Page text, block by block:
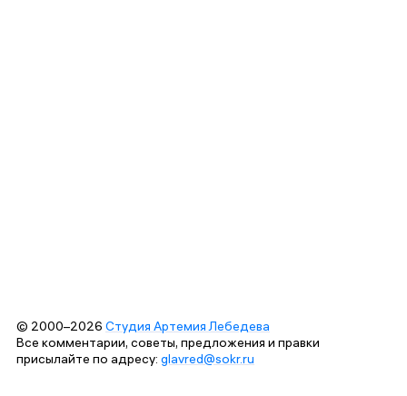
© 2000–2026 Студия Артемия Лебедева
Все комментарии, советы, предложения и правки
присылайте по адресу: glavred@sokr.ru